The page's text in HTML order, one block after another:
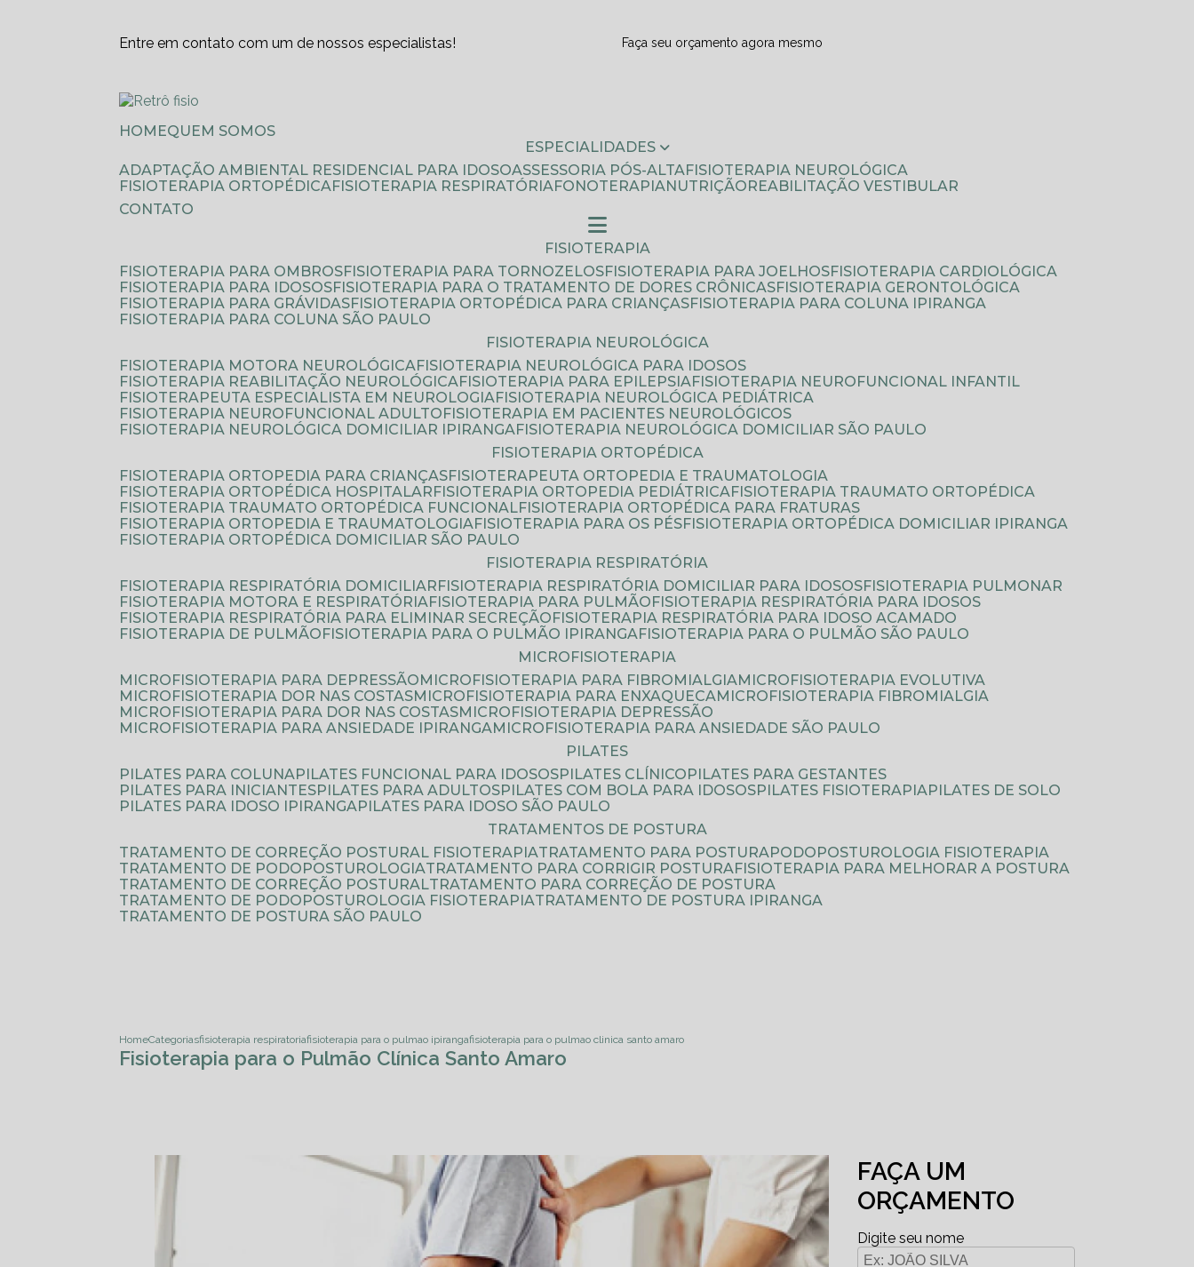
Entre em contato com um de nossos especialistas! Faça seu orçamento agora mesmo
HOME
QUEM SOMOS
ESPECIALIDADES
ADAPTAÇÃO AMBIENTAL RESIDENCIAL PARA IDOSO
ASSESSORIA PÓS-ALTA
FISIOTERAPIA NEUROLÓGICA
FISIOTERAPIA ORTOPÉDICA
FISIOTERAPIA RESPIRATÓRIA FONOTERAPIA NUTRIÇÃO
REABILITAÇÃO VESTIBULAR
CONTATO
FISIOTERAPIA
FISIOTERAPIA PARA OMBROS
FISIOTERAPIA PARA TORNOZELOS FISIOTERAPIA PARA JOELHOS
FISIOTERAPIA CARDIOLÓGICA
FISIOTERAPIA PARA IDOSOS
FISIOTERAPIA PARA O TRATAMENTO DE DORES CRÔNICAS
FISIOTERAPIA GERONTOLÓGICA
FISIOTERAPIA PARA GRÁVIDAS
FISIOTERAPIA ORTOPÉDICA PARA CRIANÇAS
FISIOTERAPIA PARA COLUNA IPIRANGA
FISIOTERAPIA PARA COLUNA SÃO PAULO
FISIOTERAPIA NEUROLÓGICA
FISIOTERAPIA MOTORA NEUROLÓGICA
FISIOTERAPIA NEUROLÓGICA PARA IDOSOS
FISIOTERAPIA REABILITAÇÃO NEUROLÓGICA
FISIOTERAPIA PARA EPILEPSIA
FISIOTERAPIA NEUROFUNCIONAL INFANTIL
FISIOTERAPEUTA ESPECIALISTA EM NEUROLOGIA
FISIOTERAPIA NEUROLÓGICA PEDIÁTRICA
FISIOTERAPIA NEUROFUNCIONAL ADULTO
FISIOTERAPIA EM PACIENTES NEUROLÓGICOS
FISIOTERAPIA NEUROLÓGICA DOMICILIAR IPIRANGA
FISIOTERAPIA NEUROLÓGICA DOMICILIAR SÃO PAULO
FISIOTERAPIA ORTOPÉDICA
FISIOTERAPIA ORTOPEDIA PARA CRIANÇAS
FISIOTERAPEUTA ORTOPEDIA E TRAUMATOLOGIA
FISIOTERAPIA ORTOPÉDICA HOSPITALAR
FISIOTERAPIA ORTOPEDIA PEDIÁTRICA
FISIOTERAPIA TRAUMATO ORTOPÉDICA
FISIOTERAPIA TRAUMATO ORTOPÉDICA FUNCIONAL
FISIOTERAPIA ORTOPÉDICA PARA FRATURAS
FISIOTERAPIA ORTOPEDIA E TRAUMATOLOGIA
FISIOTERAPIA PARA OS PÉS
FISIOTERAPIA ORTOPÉDICA DOMICILIAR IPIRANGA
FISIOTERAPIA ORTOPÉDICA DOMICILIAR SÃO PAULO
FISIOTERAPIA RESPIRATÓRIA
FISIOTERAPIA RESPIRATÓRIA DOMICILIAR
FISIOTERAPIA RESPIRATÓRIA DOMICILIAR PARA IDOSOS
FISIOTERAPIA PULMONAR
FISIOTERAPIA MOTORA E RESPIRATÓRIA
FISIOTERAPIA PARA PULMÃO
FISIOTERAPIA RESPIRATÓRIA PARA IDOSOS
FISIOTERAPIA RESPIRATÓRIA PARA ELIMINAR SECREÇÃO
FISIOTERAPIA RESPIRATÓRIA PARA IDOSO ACAMADO
FISIOTERAPIA DE PULMÃO
FISIOTERAPIA PARA O PULMÃO IPIRANGA
FISIOTERAPIA PARA O PULMÃO SÃO PAULO
MICROFISIOTERAPIA
MICROFISIOTERAPIA PARA DEPRESSÃO
MICROFISIOTERAPIA PARA FIBROMIALGIA
MICROFISIOTERAPIA EVOLUTIVA
MICROFISIOTERAPIA DOR NAS COSTAS
MICROFISIOTERAPIA PARA ENXAQUECA
MICROFISIOTERAPIA FIBROMIALGIA
MICROFISIOTERAPIA PARA DOR NAS COSTAS
MICROFISIOTERAPIA DEPRESSÃO
MICROFISIOTERAPIA PARA ANSIEDADE IPIRANGA
MICROFISIOTERAPIA PARA ANSIEDADE SÃO PAULO
PILATES
PILATES PARA COLUNA
PILATES FUNCIONAL PARA IDOSOS PILATES CLÍNICO
PILATES PARA GESTANTES
PILATES PARA INICIANTES
PILATES PARA ADULTOS PILATES COM BOLA PARA IDOSOS PILATES FISIOTERAPIA
PILATES DE SOLO
PILATES PARA IDOSO IPIRANGA
PILATES PARA IDOSO SÃO PAULO
TRATAMENTOS DE POSTURA
TRATAMENTO DE CORREÇÃO POSTURAL FISIOTERAPIA
TRATAMENTO PARA POSTURA
PODOPOSTUROLOGIA FISIOTERAPIA
TRATAMENTO DE PODOPOSTUROLOGIA
TRATAMENTO PARA CORRIGIR POSTURA
FISIOTERAPIA PARA MELHORAR A POSTURA
TRATAMENTO DE CORREÇÃO POSTURAL
TRATAMENTO PARA CORREÇÃO DE POSTURA
TRATAMENTO DE PODOPOSTUROLOGIA FISIOTERAPIA
TRATAMENTO DE POSTURA IPIRANGA
TRATAMENTO DE POSTURA SÃO PAULO
HomeCategoriasfisioterapia respiratoriafisioterapia para o pulmao ipirangafisioterapia para o pulmao clinica santo amaro
Fisioterapia para o Pulmão Clínica Santo Amaro
FAÇA UM
ORÇAMENTO
Digite seu nome